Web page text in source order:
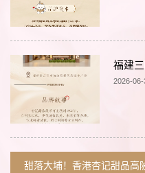
2026-06-
甜落大埔！香港杏记甜品高陂新店6月21